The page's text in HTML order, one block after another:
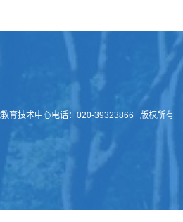
育技术中心电话：020-39323866 版权所有